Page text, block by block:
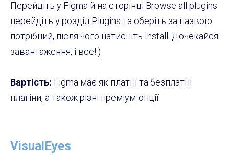
Перейдіть у Figma й на сторінці Browse all plugins
перейдіть у розділ Plugins та оберіть за назвою
потрібний, після чого натисніть Install. Дочекайся
завантаження, і все!:)
Вартість: Figma має як платні та безплатні
плагіни, а також різні преміум-опції.
VisualEyes